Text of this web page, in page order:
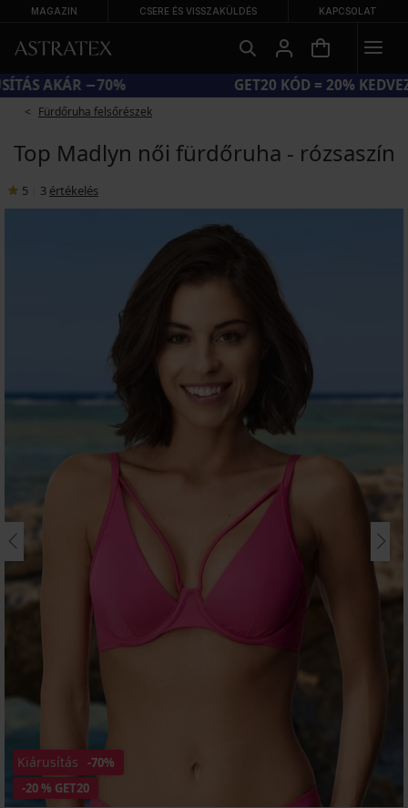
MAGAZIN CSERE ÉS VISSZAKÜLDÉS KAPCSOLAT
NAGY NYÁRI KIÁRUSÍTÁS AKÁR −70%
Fürdőruha felsőrészek
Top Madlyn női fürdőruha - rózsaszín
5 3 értékelés
-20 % GET20
Kiárusítás -70%